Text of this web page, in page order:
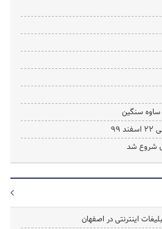
ساوه سنگین
شروع شد
اینترنتی در اصفهان